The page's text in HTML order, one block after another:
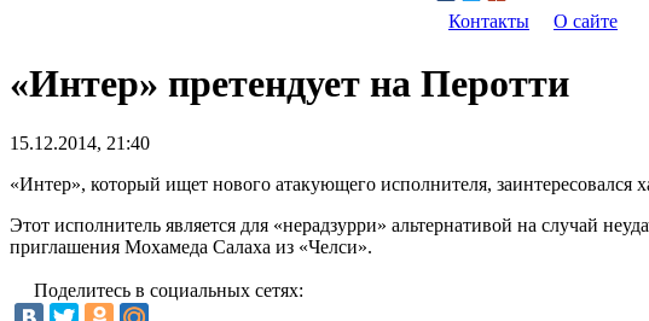
Контакты О сайте
«Интер» претендует на Перотти
15.12.2014, 21:40
«Интер», который ищет нового атакующего исполнителя, заинтересовался
Этот исполнитель является для «нерадзурри» альтернативой на случай
приглашения Мохамеда Салаха из «Челси».
Поделитесь в социальных сетях: